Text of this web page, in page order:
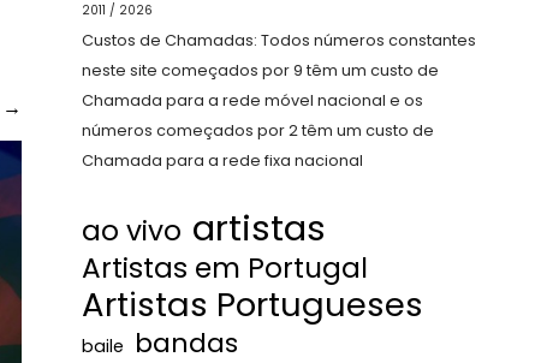
→
2011 / 2026
Custos de Chamadas: Todos números constantes
neste site começados por 9 têm um custo de
Chamada para a rede móvel nacional e os
números começados por 2 têm um custo de
Chamada para a rede fixa nacional
ao vivo artistas
Artistas em Portugal
Artistas Portugueses
baile bandas